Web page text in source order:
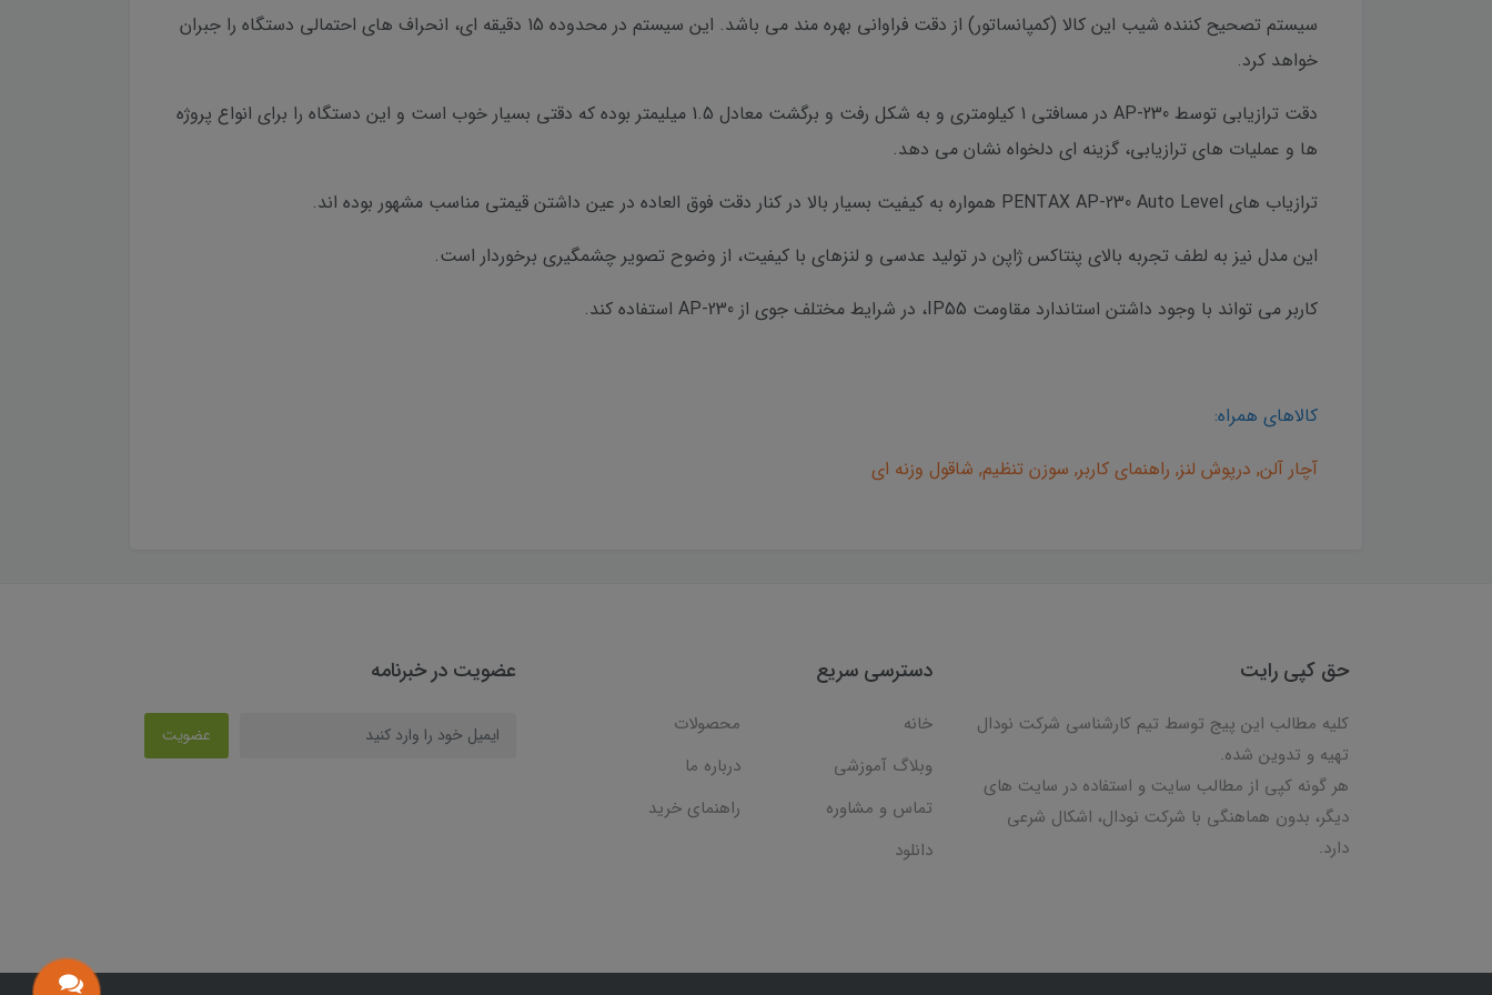
سیستم تصحیح کننده شیب این کالا (کمپانساتور) از دقت فراوانی بهره مند می باشد. این سیستم در محدوده 15 دقیقه ای، انحراف های احتمالی دستگاه را جبران
خواهد کرد.
دقت ترازیابی توسط AP-230 در مسافتی 1 کیلومتری و به شکل رفت و برگشت معادل 1.5 میلیمتر بوده که دقتی بسیار خوب است و این دستگاه را برای انواع پروژه
ها و عملیات های ترازیابی، گزینه ای دلخواه نشان می دهد.
ترازیاب های PENTAX AP-230 Auto Level همواره به کیفیت بسیار بالا در کنار دقت فوق العاده در عین داشتن قیمتی مناسب مشهور بوده اند.
این مدل نیز به لطف تجربه بالای پنتاکس ژاپن در تولید عدسی و لنزهای با کیفیت، از وضوح تصویر چشمگیری برخوردار است.
کاربر می تواند با وجود داشتن استاندارد مقاومت IP55، در شرایط مختلف جوی از AP-230 استفاده کند.
کالاهای همراه:
آچار آلن, درپوش لنز, راهنمای کاربر, سوزن تنظیم, شاقول وزنه ای
حق کپی رایت
کلیه مطالب این پیج توسط تیم کارشناسی شرکت نودال
تهیه و تدوین شده.
هر گونه کپی از مطالب سایت و استفاده در سایت های
دیگر، بدون هماهنگی با شرکت نودال، اشکال شرعی
دارد.
دسترسی سریع
خانه
محصولات
وبلاگ آموزشی
درباره ما
تماس و مشاوره
راهنمای خرید
دانلود
عضویت در خبرنامه
عضویت